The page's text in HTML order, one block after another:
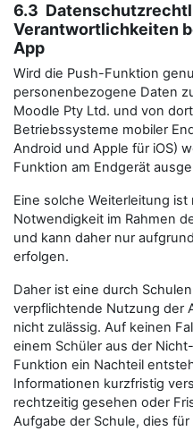
6.3
Verantwortlichkeiten
App
Wird die Push-Funktion
personenbezogene Daten
Moodle Pty Ltd. und von
Betriebssysteme mobiler
Android und Apple für iOS)
Funktion am Endgerät
Eine solche Weiterleitung
Notwendigkeit im Rahmen
und kann daher nur
erfolgen.
Daher ist eine durch
verpflichtende Nutzung der
nicht zulässig. Auf keinen
einem Schüler aus der
Funktion ein Nachteil
Informationen kurzfristig
rechtzeitig gesehen oder
Aufgabe der Schule, dies